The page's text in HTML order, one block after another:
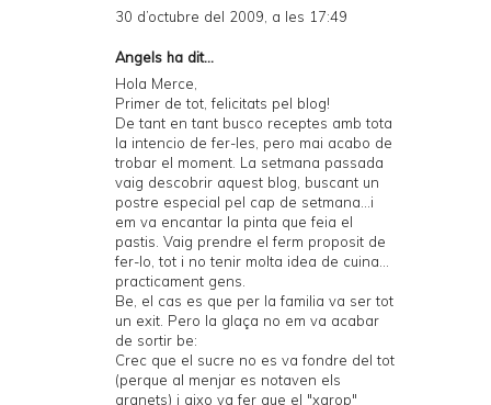
30 d’octubre del 2009, a les 17:49
Angels ha dit...
Hola Merce,
Primer de tot, felicitats pel blog!
De tant en tant busco receptes amb tota
la intencio de fer-les, pero mai acabo de
trobar el moment. La setmana passada
vaig descobrir aquest blog, buscant un
postre especial pel cap de setmana...i
em va encantar la pinta que feia el
pastis. Vaig prendre el ferm proposit de
fer-lo, tot i no tenir molta idea de cuina...
practicament gens.
Be, el cas es que per la familia va ser tot
un exit. Pero la glaça no em va acabar
de sortir be:
Crec que el sucre no es va fondre del tot
(perque al menjar es notaven els
granets) i aixo va fer que el "xarop"